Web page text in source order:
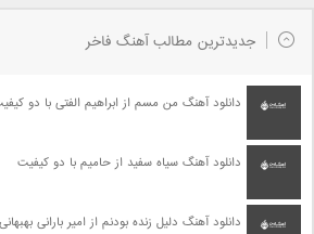
جدیدترین مطالب آهنگ فاخر
دانلود آهنگ من مسم از ابراهیم الفتی با دو
دانلود آهنگ سیاه سفید از حامیم با دو کیفیت
دانلود آهنگ دلیل زنده بودنم از امیر بارانی